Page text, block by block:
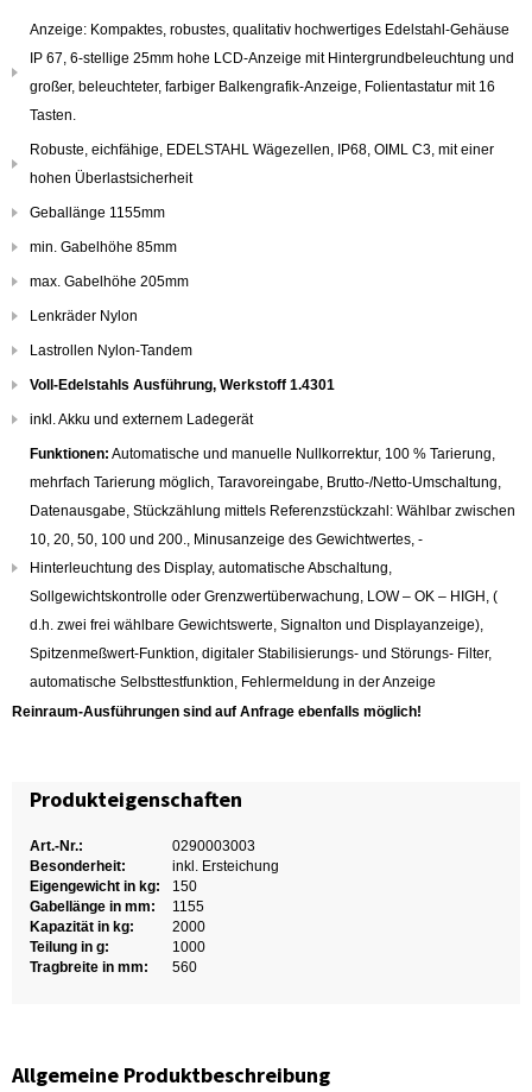
Anzeige: Kompaktes, robustes, qualitativ hochwertiges Edelstahl-Gehäuse
IP 67, 6-stellige 25mm hohe LCD-Anzeige mit Hintergrundbeleuchtung und
großer, beleuchteter, farbiger Balkengrafik-Anzeige, Folientastatur mit 16
Tasten.
Robuste, eichfähige, EDELSTAHL Wägezellen, IP68, OIML C3, mit einer
hohen Überlastsicherheit
Geballänge 1155mm
min. Gabelhöhe 85mm
max. Gabelhöhe 205mm
Lenkräder Nylon
Lastrollen Nylon-Tandem
Voll-Edelstahls Ausführung, Werkstoff 1.4301
inkl. Akku und externem Ladegerät
Funktionen: Automatische und manuelle Nullkorrektur, 100 % Tarierung,
mehrfach Tarierung möglich, Taravoreingabe, Brutto-/Netto-Umschaltung,
Datenausgabe, Stückzählung mittels Referenzstückzahl: Wählbar zwischen
10, 20, 50, 100 und 200., Minusanzeige des Gewichtwertes, -
Hinterleuchtung des Display, automatische Abschaltung,
Sollgewichtskontrolle oder Grenzwertüberwachung, LOW – OK – HIGH, (
d.h. zwei frei wählbare Gewichtswerte, Signalton und Displayanzeige),
Spitzenmeßwert-Funktion, digitaler Stabilisierungs- und Störungs- Filter,
automatische Selbsttestfunktion, Fehlermeldung in der Anzeige
Reinraum-Ausführungen sind auf Anfrage ebenfalls möglich!
Produkteigenschaften
Art.-Nr.:
0290003003
Besonderheit:
inkl. Ersteichung
Eigengewicht in kg:
150
Gabellänge in mm:
1155
Kapazität in kg:
2000
Teilung in g:
1000
Tragbreite in mm:
560
Allgemeine Produktbeschreibung